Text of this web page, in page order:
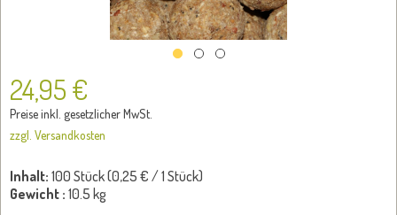
24,95 €
Preise inkl. gesetzlicher MwSt.
zzgl. Versandkosten
Inhalt: 100 Stück (0,25 € / 1 Stück)
Gewicht : 10.5 kg